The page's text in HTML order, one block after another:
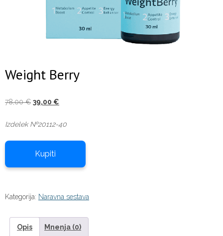
Weight Berry
78,00€ Izvirna
je
78,00 €.
39,00 €
je:
Izdelek №20112-40
Kupiti
Kategorija: Naravna sestava
Opis Mnenja (0)